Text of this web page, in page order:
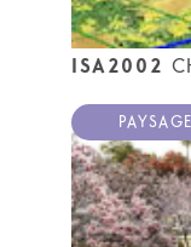
ISA2002
PAYSAGE